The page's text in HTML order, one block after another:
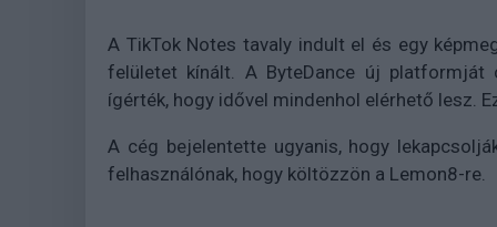
A TikTok Notes tavaly indult el és egy
felületet kínált. A ByteDance új platformját
ígérték, hogy idővel mindenhol elérhető lesz.
A cég bejelentette ugyanis, hogy
felhasználónak, hogy költözzön a Lemon8-re.